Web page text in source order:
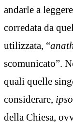
andarle a
corredata da
utilizzata, “
scomunicato”.
quali quelle
considerare,
della Chiesa,